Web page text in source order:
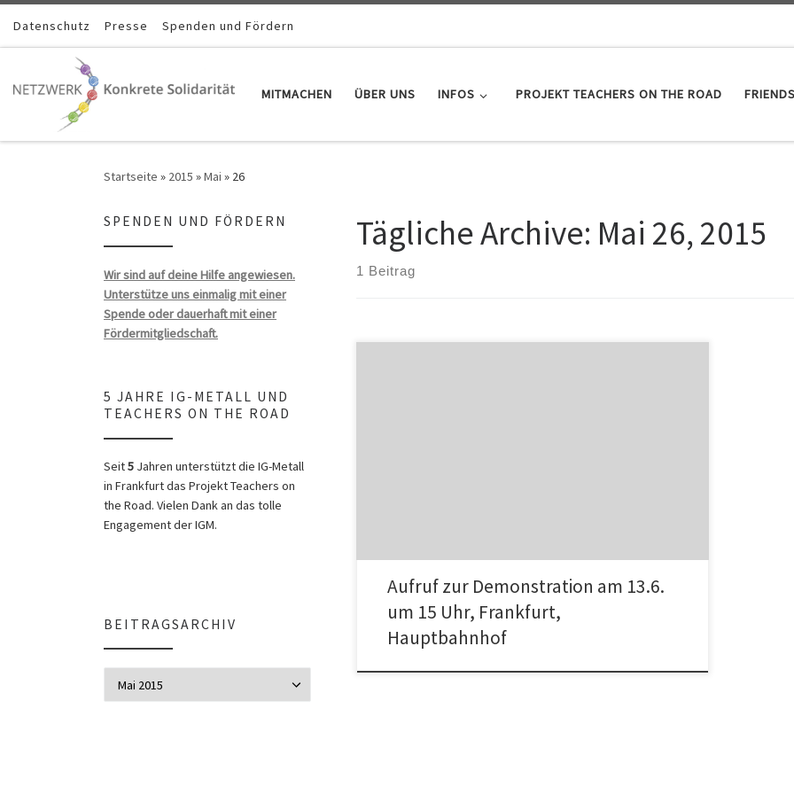
Zum Inhalt springen
Datenschutz Presse Spenden und Fördern
MITMACHEN ÜBER UNS INFOS PROJEKT TEACHERS ON THE ROAD FRIENDS
Startseite » 2015 »Mai » 26
Tägliche Archive: Mai 26, 2015
1 Beitrag
Aufruf zur Demonstration am 13.6.
um 15 Uhr, Frankfurt,
Hauptbahnhof
SPENDEN UND FÖRDERN
Wir sind auf deine Hilfe angewiesen.
Unterstütze uns einmalig mit einer
Spende oder dauerhaft mit einer
Fördermitgliedschaft.
5 JAHRE IG-METALL UND
TEACHERS ON THE ROAD
Seit5 Jahren unterstützt die IG-Metall
in Frankfurt das Projekt Teachers on
the Road. Vielen Dank an das tolle
Engagement der IGM.
BEITRAGSARCHIV